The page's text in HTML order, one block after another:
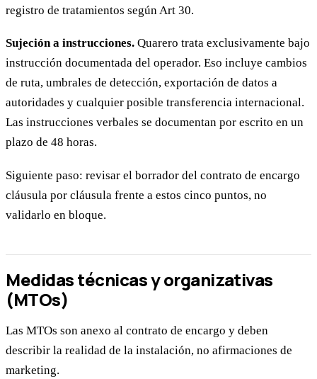
registro de tratamientos según Art 30.
Sujeción a instrucciones. Quarero trata exclusivamente bajo
instrucción documentada del operador. Eso incluye cambios
de ruta, umbrales de detección, exportación de datos a
autoridades y cualquier posible transferencia internacional.
Las instrucciones verbales se documentan por escrito en un
plazo de 48 horas.
Siguiente paso: revisar el borrador del contrato de encargo
cláusula por cláusula frente a estos cinco puntos, no
validarlo en bloque.
Medidas técnicas y organizativas
(MTOs)
Las MTOs son anexo al contrato de encargo y deben
describir la realidad de la instalación, no afirmaciones de
marketing.